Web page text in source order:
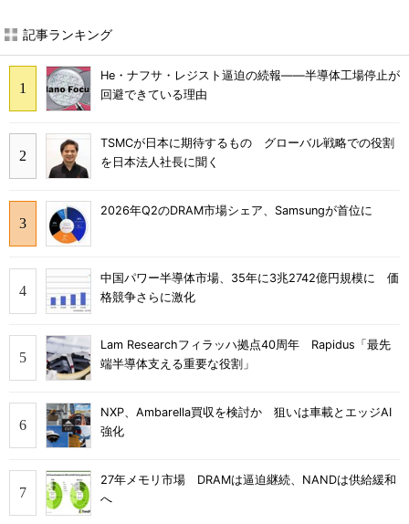
記事ランキング
He・ナフサ・レジスト逼迫の続報――半導体工場停止が
回避できている理由
TSMCが日本に期待するもの グローバル戦略での役割
を日本法人社長に聞く
2026年Q2のDRAM市場シェア、Samsungが首位に
中国パワー半導体市場、35年に3兆2742億円規模に 価
格競争さらに激化
Lam Researchフィラッハ拠点40周年 Rapidus「最先
端半導体支える重要な役割」
NXP、Ambarella買収を検討か 狙いは車載とエッジAI
強化
27年メモリ市場 DRAMは逼迫継続、NANDは供給緩和
へ